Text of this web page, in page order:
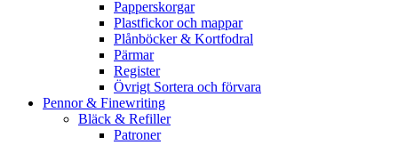
Papperskorgar
Plastfickor och mappar
Plånböcker & Kortfodral
Pärmar
Register
Övrigt Sortera och förvara
Pennor & Finewriting
Bläck & Refiller
Patroner